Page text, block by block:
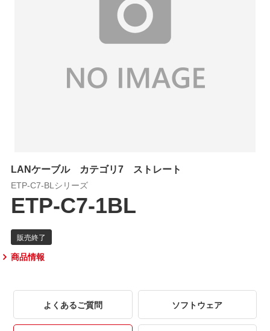
LANケーブル カテゴリ7 ストレート
ETP-C7-BLシリーズ
ETP-C7-1BL
商品情報
よくあるご質問 ソフトウェア